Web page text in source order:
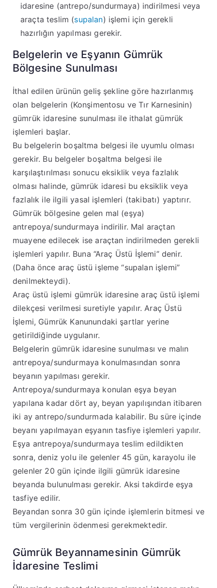
idaresine (antrepo/sundurmaya) indirilmesi veya
araçta teslim (supalan) işlemi için gerekli
hazırlığın yapılması gerekir.
Belgelerin ve Eşyanın Gümrük
Bölgesine Sunulması
İthal edilen ürünün geliş şekline göre hazırlanmış
olan belgelerin (Konşimentosu ve Tır Karnesinin)
gümrük idaresine sunulması ile ithalat gümrük
işlemleri başlar.
Bu belgelerin boşaltma belgesi ile uyumlu olması
gerekir. Bu belgeler boşaltma belgesi ile
karşılaştırılması sonucu eksiklik veya fazlalık
olması halinde, gümrük idaresi bu eksiklik veya
fazlalık ile ilgili yasal işlemleri (takibatı) yaptırır.
Gümrük bölgesine gelen mal (eşya)
antrepoya/sundurmaya indirilir. Mal araçtan
muayene edilecek ise araçtan indirilmeden gerekli
işlemleri yapılır. Buna “Araç Üstü İşlemi” denir.
(Daha önce araç üstü işleme “supalan işlemi”
denilmekteydi).
Araç üstü işlemi gümrük idaresine araç üstü işlemi
dilekçesi verilmesi suretiyle yapılır. Araç Üstü
İşlemi, Gümrük Kanunundaki şartlar yerine
getirildiğinde uygulanır.
Belgelerin gümrük idaresine sunulması ve malın
antrepoya/sundurmaya konulmasından sonra
beyanın yapılması gerekir.
Antrepoya/sundurmaya konulan eşya beyan
yapılana kadar dört ay, beyan yapılışından itibaren
iki ay antrepo/sundurmada kalabilir. Bu süre içinde
beyanı yapılmayan eşyanın tasfiye işlemleri yapılır.
Eşya antrepoya/sundurmaya teslim edildikten
sonra, deniz yolu ile gelenler 45 gün, karayolu ile
gelenler 20 gün içinde ilgili gümrük idaresine
beyanda bulunulması gerekir. Aksi takdirde eşya
tasfiye edilir.
Beyandan sonra 30 gün içinde işlemlerin bitmesi ve
tüm vergilerinin ödenmesi gerekmektedir.
Gümrük Beyannamesinin Gümrük
İdaresine Teslimi